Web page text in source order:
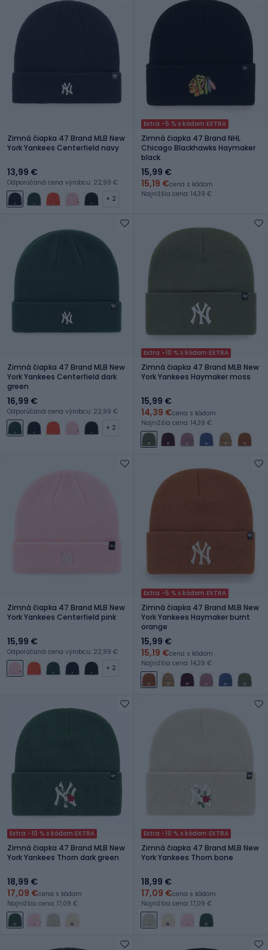
Zimná čiapka 47 Brand MLB New
York Yankees Centerfield navy
13,99 €
Odporúčaná cena výrobcu: 22,99 €
+ 2
Extra -5 % s kódom EXTRA
Zimná čiapka 47 Brand NHL
Chicago Blackhawks Haymaker
black
15,99 €
15,19 €cena s kódom
Najnižšia cena: 14,39 €
Zimná čiapka 47 Brand MLB New
York Yankees Centerfield dark
green
16,99 €
Odporúčaná cena výrobcu: 22,99 €
+ 2
Extra -10 % s kódom EXTRA
Zimná čiapka 47 Brand MLB New
York Yankees Haymaker moss
15,99 €
14,39 €cena s kódom
Najnižšia cena: 14,39 €
Zimná čiapka 47 Brand MLB New
York Yankees Centerfield pink
15,99 €
Odporúčaná cena výrobcu: 22,99 €
+ 2
Extra -5 % s kódom EXTRA
Zimná čiapka 47 Brand MLB New
York Yankees Haymaker burnt
orange
15,99 €
15,19 €cena s kódom
Najnižšia cena: 14,39 €
Extra -10 % s kódom EXTRA
Zimná čiapka 47 Brand MLB New
York Yankees Thorn dark green
18,99 €
17,09 €cena s kódom
Najnižšia cena: 17,09 €
Extra -10 % s kódom EXTRA
Zimná čiapka 47 Brand MLB New
York Yankees Thorn bone
18,99 €
17,09 €cena s kódom
Najnižšia cena: 17,09 €